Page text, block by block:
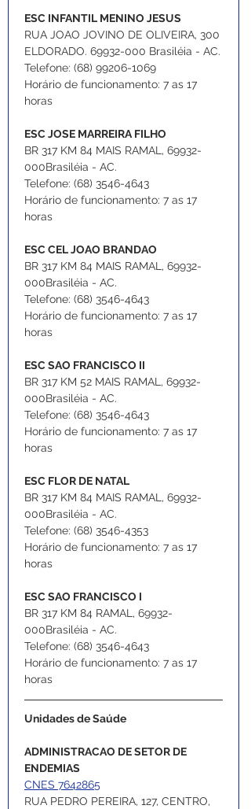
ESC INFANTIL MENINO JESUS
RUA JOAO JOVINO DE OLIVEIRA, 300
ELDORADO. 69932-000 Brasiléia - AC.
Telefone: (68) 99206-1069
Horário de funcionamento: 7 as 17
horas
ESC JOSE MARREIRA FILHO
BR 317 KM 84 MAIS RAMAL, 69932-
000Brasiléia - AC.
Telefone: (68) 3546-4643
Horário de funcionamento: 7 as 17
horas
ESC CEL JOAO BRANDAO
BR 317 KM 84 MAIS RAMAL, 69932-
000Brasiléia - AC.
Telefone: (68) 3546-4643
Horário de funcionamento: 7 as 17
horas
ESC SAO FRANCISCO II
BR 317 KM 52 MAIS RAMAL, 69932-
000Brasiléia - AC.
Telefone: (68) 3546-4643
Horário de funcionamento: 7 as 17
horas
ESC FLOR DE NATAL
BR 317 KM 84 MAIS RAMAL, 69932-
000Brasiléia - AC.
Telefone: (68) 3546-4353
Horário de funcionamento: 7 as 17
horas
ESC SAO FRANCISCO I
BR 317 KM 84 RAMAL, 69932-
000Brasiléia - AC.
Telefone: (68) 3546-4643
Horário de funcionamento: 7 as 17
horas
Unidades de Saúde
ADMINISTRACAO DE SETOR DE
ENDEMIAS
CNES 7642865
RUA PEDRO PEREIRA, 127, CENTRO,